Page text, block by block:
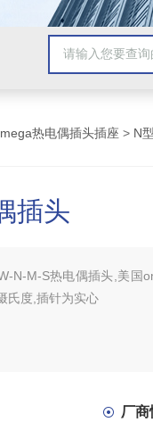
热电偶插头插座 > N
插头
N-M-S热电偶插头,美国
氏度,插针为实心
厂商